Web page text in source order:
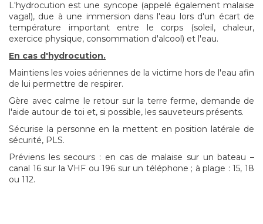
L'hydrocution est une syncope (appelé également malaise
vagal), due à une immersion dans l'eau lors d'un écart de
température important entre le corps (soleil, chaleur,
exercice physique, consommation d'alcool) et l'eau.
En cas d'hydrocution.
Maintiens les voies aériennes de la victime hors de l'eau afin
de lui permettre de respirer.
Gère avec calme le retour sur la terre ferme, demande de
l'aide autour de toi et, si possible, les sauveteurs présents.
Sécurise la personne en la mettent en position latérale de
sécurité, PLS.
Préviens les secours : en cas de malaise sur un bateau –
canal 16 sur la VHF ou 196 sur un téléphone ; à plage : 15, 18
ou 112.